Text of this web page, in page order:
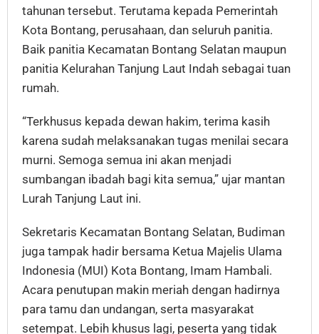
tahunan tersebut. Terutama kepada Pemerintah
Kota Bontang, perusahaan, dan seluruh panitia.
Baik panitia Kecamatan Bontang Selatan maupun
panitia Kelurahan Tanjung Laut Indah sebagai tuan
rumah.
“Terkhusus kepada dewan hakim, terima kasih
karena sudah melaksanakan tugas menilai secara
murni. Semoga semua ini akan menjadi
sumbangan ibadah bagi kita semua,” ujar mantan
Lurah Tanjung Laut ini.
Sekretaris Kecamatan Bontang Selatan, Budiman
juga tampak hadir bersama Ketua Majelis Ulama
Indonesia (MUI) Kota Bontang, Imam Hambali.
Acara penutupan makin meriah dengan hadirnya
para tamu dan undangan, serta masyarakat
setempat. Lebih khusus lagi, peserta yang tidak